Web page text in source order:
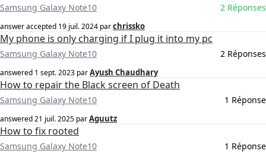
Samsung Galaxy Note10 2 Réponses
answer accepted 19 juil. 2024 parchrissko
My phone is only charging if I plug it into my pc
Samsung Galaxy Note10 2 Réponses
answered 1 sept. 2023 parAyush Chaudhary
How to repair the Black screen of Death
Samsung Galaxy Note10 1 Réponse
answered21 juil. 2025 parAguutz
How to fix rooted
Samsung Galaxy Note10 1 Réponse